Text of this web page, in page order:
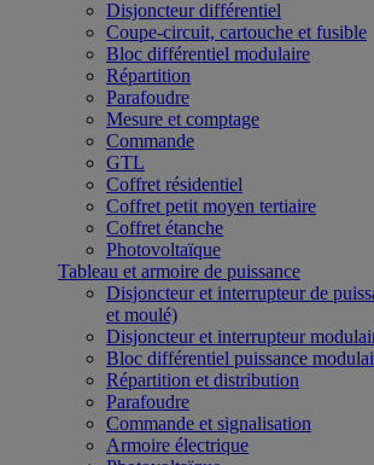
Disjoncteur différentiel
Coupe-circuit, cartouche et fusible
Bloc différentiel modulaire
Répartition
Parafoudre
Mesure et comptage
Commande
GTL
Coffret résidentiel
Coffret petit moyen tertiaire
Coffret étanche
Photovoltaïque
Tableau et armoire de puissance
Disjoncteur et interrupteur de
et moulé)
Disjoncteur et interrupteur
Bloc différentiel puissance
Répartition et distribution
Parafoudre
Commande et signalisation
Armoire électrique